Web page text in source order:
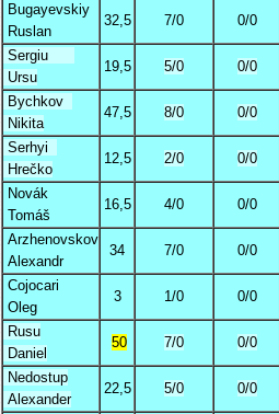
Bugayevskiy
Ruslan
32,5 7/0 0/0
Sergiu
Ursu
19,5 5/0 0/0
Bychkov
Nikita
47,5 8/0 0/0
Serhyi
Hrečko
12,5 2/0 0/0
Novák
Tomáš
16,5 4/0 0/0
Arzhenovskov
Alexandr
34 7/0 0/0
Cojocari
Oleg
3 1/0 0/0
Rusu
Daniel
50 7/0 0/0
Nedostup
Alexander
22,5 5/0 0/0